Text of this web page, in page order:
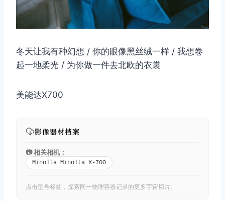
冬天让我有种幻想 / 你的眼像黑丝绒一样 / 我想卷
起一地柔光 / 为你做一件去北欧的衣裳
美能达X700
影像器材档案
📷 相关相机：
Minolta Minolta X-700
点击型号标签，探索同一物理容器记录的更多宇宙切片。